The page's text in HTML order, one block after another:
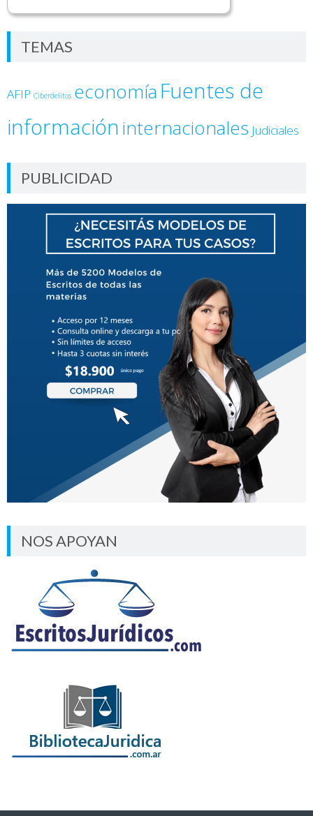
TEMAS
AFIP Ciberdelitos economía Fuentes de
informacióninternacionales Judiciales
PUBLICIDAD
NOS APOYAN